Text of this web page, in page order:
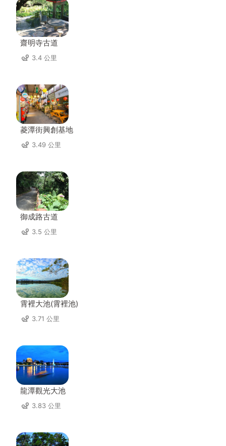
齋明寺古道
3.4 公里
菱潭街興創基地
3.49 公里
御成路古道
3.5 公里
霄裡大池(霄裡池)
3.71 公里
龍潭觀光大池
3.83 公里